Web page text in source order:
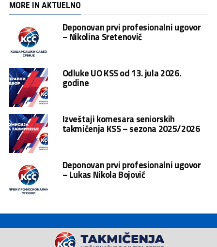
MORE IN AKTUELNO
Deponovan prvi profesionalni ugovor
– Nikolina Sretenović
Odluke UO KSS od 13. jula 2026.
godine
Izveštaji komesara seniorskih
takmičenja KSS – sezona 2025/2026
Deponovan prvi profesionalni ugovor
– Lukas Nikola Bojović